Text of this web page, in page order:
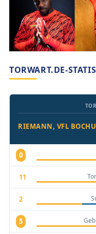
TORWART.DE-
RIEMANN, VFL
0
11
2
5